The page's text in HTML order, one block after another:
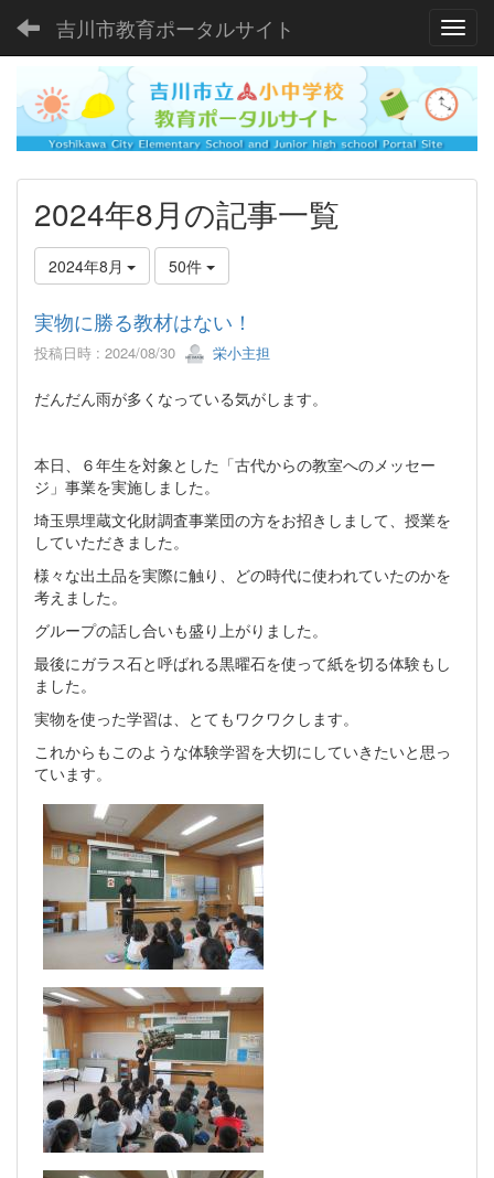
吉川市教育ポータルサイト
2024年8月の記事一覧
2024年8月 50件
実物に勝る教材はない！
投稿日時 : 2024/08/30 栄小主担
だんだん雨が多くなっている気がします。
本日、６年生を対象とした「古代からの教室へのメッセー
ジ」事業を実施しました。
埼玉県埋蔵文化財調査事業団の方をお招きしまして、授業を
していただきました。
様々な出土品を実際に触り、どの時代に使われていたのかを
考えました。
グループの話し合いも盛り上がりました。
最後にガラス石と呼ばれる黒曜石を使って紙を切る体験もし
ました。
実物を使った学習は、とてもワクワクします。
これからもこのような体験学習を大切にしていきたいと思っ
ています。